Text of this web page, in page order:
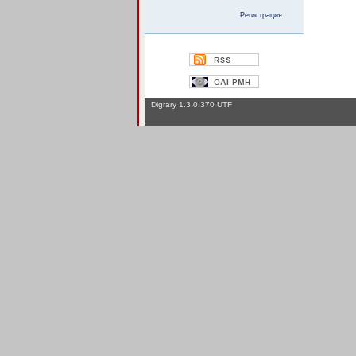
Регистрация
Digrary 1.3.0.370 UTF